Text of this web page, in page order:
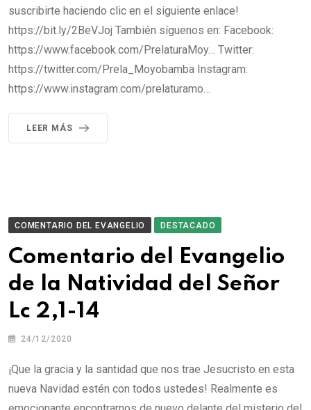
suscribirte haciendo clic en el siguiente enlace!
https://bit.ly/2BeVJoj También síguenos en: Facebook:
https://www.facebook.com/PrelaturaMoy… Twitter:
https://twitter.com/Prela_Moyobamba Instagram:
https://www.instagram.com/prelaturamo…
LEER MÁS
COMENTARIO DEL EVANGELIO DESTACADO
Comentario del Evangelio
de la Natividad del Señor
Lc 2,1-14
24/12/2020
¡Que la gracia y la santidad que nos trae Jesucristo en esta
nueva Navidad estén con todos ustedes! Realmente es